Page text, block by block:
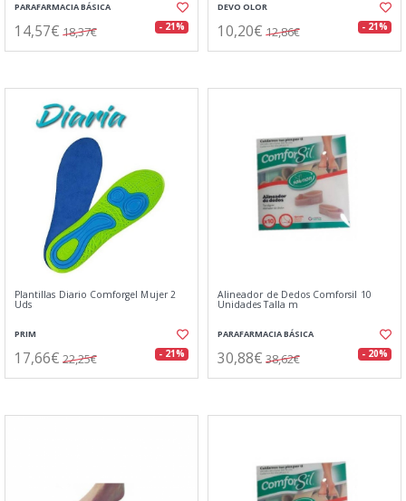
PARAFARMACIA BÁSICA
14,57€ 18,37€ - 21%
DEVO OLOR
10,20€ 12,86€ - 21%
Plantillas Diario Comforgel Mujer 2
Uds
PRIM
17,66€ 22,25€ - 21%
Alineador de Dedos Comforsil 10
Unidades Talla m
PARAFARMACIA BÁSICA
30,88€ 38,62€ - 20%